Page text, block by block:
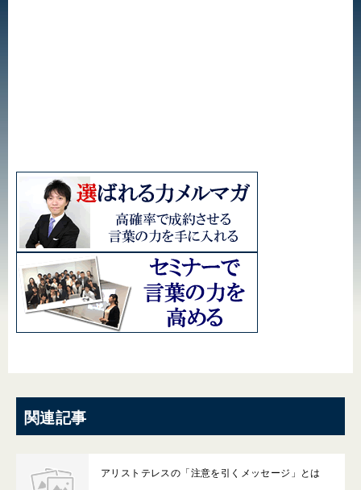
関連記事
アリストテレスの「注意を引くメッセージ」とは